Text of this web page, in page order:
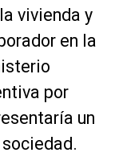
vivienda y
en la
por
un